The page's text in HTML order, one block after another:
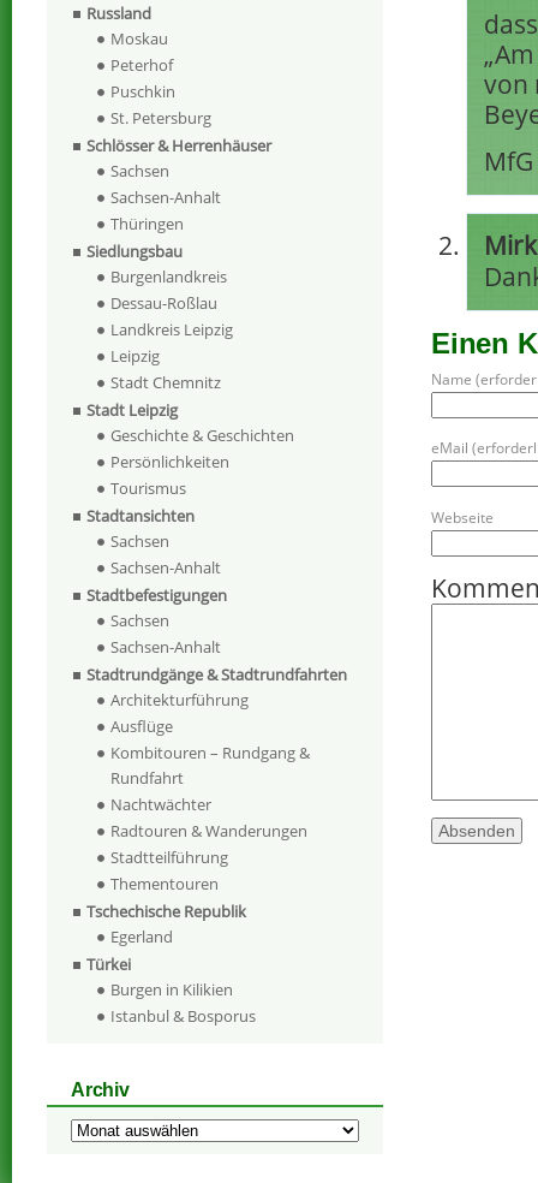
von
MfG
Einen
Name
eMail
Webseite
Russland
Moskau
Peterhof
Puschkin
St. Petersburg
Schlösser & Herrenhäuser
Sachsen
Sachsen-Anhalt
Thüringen
Siedlungsbau
Burgenlandkreis
Dessau-Roßlau
Landkreis Leipzig
Leipzig
Stadt Chemnitz
Stadt Leipzig
Geschichte & Geschichten
Persönlichkeiten
Tourismus
Stadtansichten
Sachsen
Sachsen-Anhalt
Stadtbefestigungen
Sachsen
Sachsen-Anhalt
Stadtrundgänge & Stadtrundfahrten
Architekturführung
Ausflüge
Kombitouren – Rundgang &
Rundfahrt
Nachtwächter
Radtouren & Wanderungen
Stadtteilführung
Thementouren
Tschechische Republik
Egerland
Türkei
Burgen in Kilikien
Istanbul & Bosporus
Archiv
Archiv